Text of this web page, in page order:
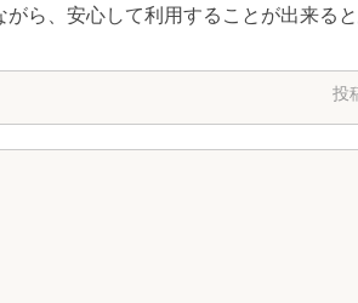
ら、安心して利用することが出来る
投